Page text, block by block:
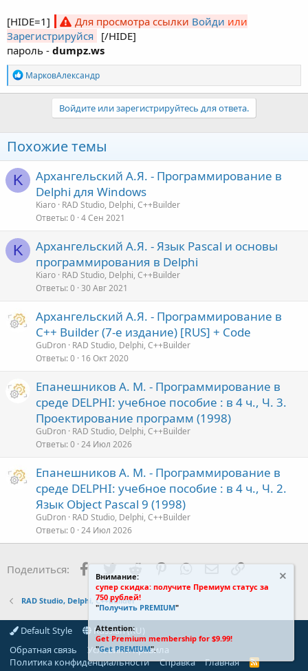
[HIDE=1] Для просмотра ссылки Войди или
Зарегистрируйся [/HIDE]
пароль - dumpz.ws
Р
е
а
:
МарковАлександр
Войдите или зарегистрируйтесь для ответа.
Похожие темы
K
Архангельский А.Я. - Программирование в
Delphi для Windows
Kiaro RAD Studio, Delphi, C++Builder
Ответы 0 4 Сен 2021
K
Архангельский А.Я. - Язык Pascal и основы
программирования в Delphi
Kiaro RAD Studio, Delphi, C++Builder
Ответы 0 30 Авг 2021
Архангельский А.Я. - Программирование в
C++ Builder (7-е издание) [RUS] + Code
GuDron RAD Studio, Delphi, C++Builder
Ответы 0 16 Окт 2020
Епанешников А. М. - Программирование в
среде DELPHI: учебное пособие : в 4 ч., Ч. 3.
Проектирование программ (1998)
GuDron RAD Studio, Delphi, C++Builder
Ответы 0 24 Июл 2026
Епанешников А. М. - Программирование в
среде DELPHI: учебное пособие : в 4 ч., Ч. 2.
Язык Object Pascal 9 (1998)
GuDron RAD Studio, Delphi, C++Builder
Ответы 0 24 Июл 2026
Поделиться: Facebook
TwitterRedditPinterestWhatsAppЭлектронная
Ссылка
RAD Studio, Delphi, C++Builder
Default Style
Russian (RU)
Обратная связь
Условия и правила
Политика конфиденциальности
Справка Главная
R
Внимание:
супер скидка: получите Премиум статус за
750 рублей!
"Получить PREMIUM"
Attention:
Get Premium membership for $9.99!
"Get PREMIUM".